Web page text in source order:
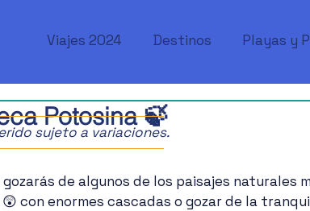
Viajes 2024 Destinos Playas y
Potosina 🍃
de algunos de los paisajes naturales
con enormes cascadas o gozar de la
sujeto a variaciones.